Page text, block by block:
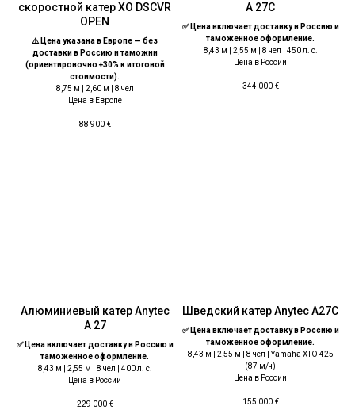
скоростной катер XO DSCVR
OPEN
⚠️ Цена указана в Европе — без
доставки в Россию и таможни
(ориентировочно +30% к итоговой
стоимости).
8,75 м | 2,60 м | 8 чел
Цена в Европе
88 900 €
A 27C
✅ Цена включает доставку в Россию и
таможенное оформление.
8,43 м | 2,55 м | 8 чел | 450 л. с.
Цена в России
344 000 €
Алюминиевый катер Anytec
A 27
✅ Цена включает доставку в Россию и
таможенное оформление.
8,43 м | 2,55 м | 8 чел | 400 л. с.
Цена в России
229 000 €
Шведский катер Anytec A27C
✅ Цена включает доставку в Россию и
таможенное оформление.
8,43 м | 2,55 м | 8 чел | Yamaha XTO 425
(87 м/ч)
Цена в России
155 000 €